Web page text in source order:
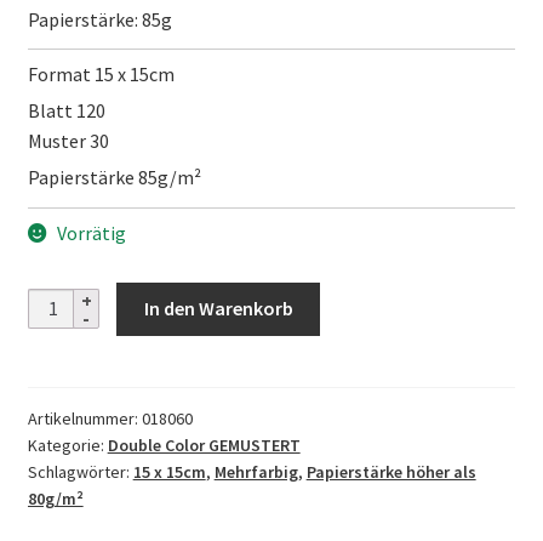
Papierstärke: 85g
Format 15 x 15cm
Blatt 120
Muster 30
Papierstärke 85g/m²
Vorrätig
Double
Sided
15cm
Menge
In den Warenkorb
Artikelnummer: 018060
Kategorie: Double Color GEMUSTERT
Schlagwörter: 15 x 15cm, Mehrfarbig, Papierstärke höher als
80g/m²